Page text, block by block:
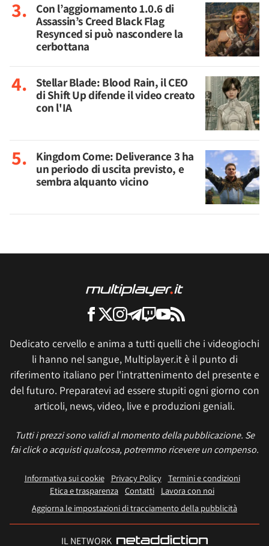
Con l’aggiornamento 1.0.6 di
Assassin’s Creed Black Flag
Resynced si può nascondere la
cerbottana
Stellar Blade: Blood Rain, il CEO
di Shift Up difende il video creato
con l'IA
Kingdom Come: Deliverance 3 ha
un periodo di uscita previsto, e
sembra alquanto vicino
Dedicato cervello e anima a tutti quelli che i videogiochi
li hanno nel sangue, Multiplayer.it è il punto di
riferimento italiano per l'intrattenimento del presente e
del futuro. Preparatevi ad essere stupiti ogni giorno con
articoli, news, video, live e produzioni geniali.
Tutti i prezzi sono validi al momento della pubblicazione. Se
fai click o acquisti qualcosa, potremmo ricevere un compenso.
Informativa sui cookie Privacy Policy
Termini e condizioni
Etica e trasparenza Contatti
Lavora con noi
Aggiorna le impostazioni di tracciamento della pubblicità
IL NETWORK